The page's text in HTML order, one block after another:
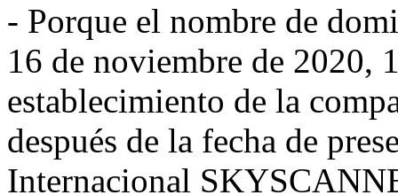
- Porque el nombre de
16 de noviembre de 2020,
establecimiento de la
después de la fecha de
Internacional